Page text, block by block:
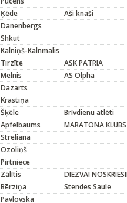
Ķēde
Aši knaši
Danenbergs
Shkut
Kalniņš-Kalnmalis
Tirzīte
ASK PATRIA
Melnis
AS Olpha
Dazarts
Krastiņa
Šķēle
Brīvdienu atlēti
Apfelbaums
MARATONA KLUBS
Streliana
Ozoliņš
Pirtniece
Zālītis
DIEZVAI
Bērziņa
Stendes Saule
Pavlovska